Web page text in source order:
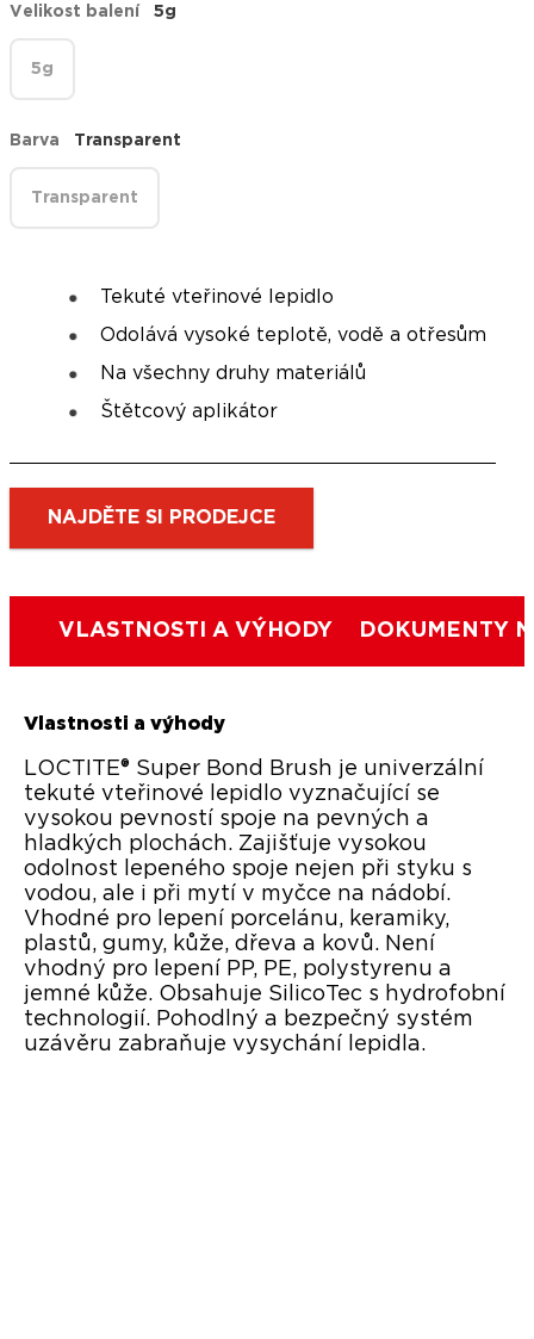
Velikost balení 5g
5g
Barva Transparent
Transparent
Tekuté vteřinové lepidlo
Odolává vysoké teplotě, vodě a otřesům
Na všechny druhy materiálů
Štětcový aplikátor
NAJDĚTE SI PRODEJCE
VLASTNOSTI A VÝHODY DOKUMENTY
Vlastnosti a výhody
LOCTITE® Super Bond Brush je univerzální
tekuté vteřinové lepidlo vyznačující se
vysokou pevností spoje na pevných a
hladkých plochách. Zajišťuje vysokou
odolnost lepeného spoje nejen při styku s
vodou, ale i při mytí v myčce na nádobí.
Vhodné pro lepení porcelánu, keramiky,
plastů, gumy, kůže, dřeva a kovů. Není
vhodný pro lepení PP, PE, polystyrenu a
jemné kůže. Obsahuje SilicoTec s hydrofobní
technologií. Pohodlný a bezpečný systém
uzávěru zabraňuje vysychání lepidla.